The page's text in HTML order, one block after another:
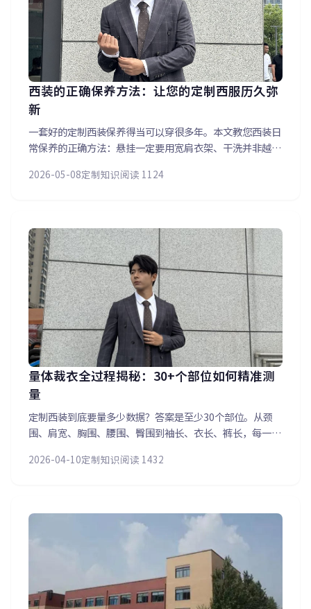
西装的正确保养方法：让您的定制西服历久弥
新
一套好的定制西装保养得当可以穿很多年。本文教您西装日
常保养的正确方法：悬挂一定要用宽肩衣架、干洗并非越勤
这些看似简单的细节能大大延长您爱衣的寿命。
2026-05-08定制知识阅读 1124
量体裁衣全过程揭秘：30+个部位如何精准测
量
定制西装到底要量多少数据？答案是至少30个部位。从颈
围、肩宽、胸围、腰围、臀围到袖长、衣长、裤长，每一个
了解精准量体背后的专业考究，以及为什么一人一版才是真
2026-04-10定制知识阅读 1432